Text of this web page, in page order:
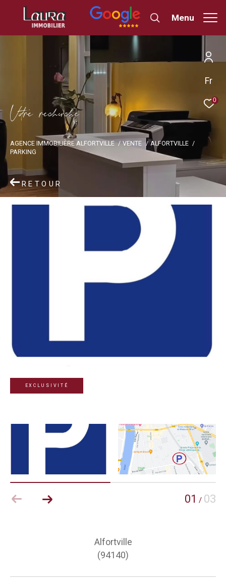
Fr
0
Menu
Vore recece
AGENCE IMMOBILIÈRE ALFORTVILLE VENTE
ALFORTVILLE
PARKING
RETOUR
EXCLUSIVITÉ
01 / 03
Alfortville
(94140)